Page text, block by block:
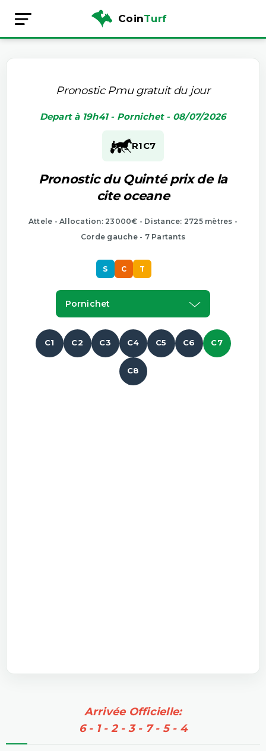
CoinTurf
Pronostic Pmu gratuit du jour
Depart à 19h41 - Pornichet - 08/07/2026
R1C7
Pronostic du Quinté prix de la
cite oceane
Attele - Allocation: 23000€ - Distance: 2725 mètres -
Corde gauche - 7 Partants
S C T
Pornichet
C1 C2 C3 C4 C5 C6 C7
C8
Arrivée Officielle:
6 - 1 - 2 - 3 - 7 - 5 - 4